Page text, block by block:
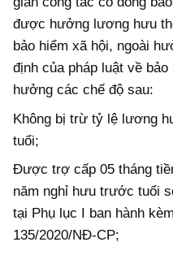
được hưởng lương hưu
bảo hiểm xã hội, ngoài
định của pháp luật về
hưởng các chế độ sau:
Không bị trừ tỷ lệ lương
tuổi;
Được trợ cấp 05 tháng
năm nghỉ hưu trước tuổi
tại Phụ lục I ban hành
135/2020/NĐ-CP;